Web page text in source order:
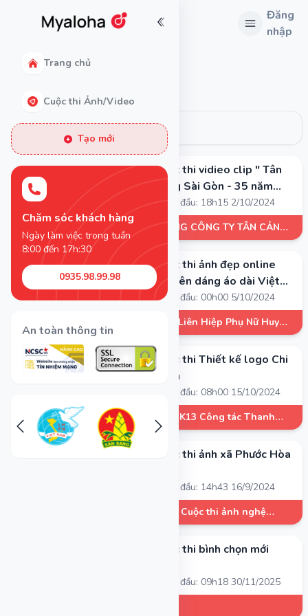
Trang chủ
Cuộc thi Ảnh/Video
Tạo mới
Chăm sóc khách hàng
Ngày làm việc trong tuần
8:00 đến 17h:30
0935.98.99.98
An toàn thông tin
Đăng
nhập
Các cuộc thi lớn
ĐÃ KẾT THÚC
Cuộc thi vidieo clip " Tân
Cảng Sài Gòn - 35 năm
vươn tầm thế, kết nối toàn
cầu"
• Bắt đầu: 18h15 2/10/2024
TỔNG CÔNG TY TÂN CẢNG
SÀI GÒN
ĐÃ KẾT THÚC
Cuộc thi ảnh đẹp online
"Duyên dáng áo dài Việt
Nam"
•Bắt đầu: 00h00 5/10/2024
Hội Liên Hiệp Phụ Nữ Huyện
Định Quán
ĐÃ KẾT THÚC
Cuộc thi Thiết kế logo Chi
đoàn
Bắt đầu: 08h00 15/10/2024
Lớp K13 Công tác Thanh
thiếu
Cuộc thi ảnh xã Phước Hòa
Bắt đầu: 14h43 16/9/2024
BTC Cuộc thi ảnh nghệ
thuật
Cuộc thi bình chọn mới
Bắt đầu: 09h18 30/11/2025